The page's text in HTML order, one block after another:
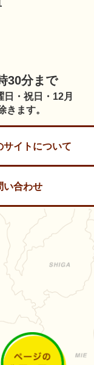
30分まで
・祝日・12月
きます。
サイトについて
い合わせ